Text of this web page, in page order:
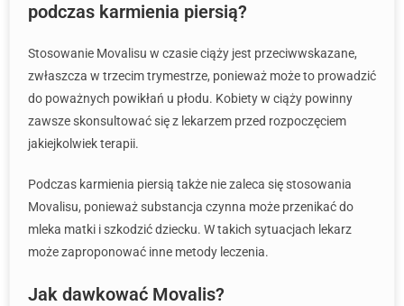
podczas karmienia piersią?
Stosowanie Movalisu w czasie ciąży jest przeciwwskazane,
zwłaszcza w trzecim trymestrze, ponieważ może to prowadzić
do poważnych powikłań u płodu. Kobiety w ciąży powinny
zawsze skonsultować się z lekarzem przed rozpoczęciem
jakiejkolwiek terapii.
Podczas karmienia piersią także nie zaleca się stosowania
Movalisu, ponieważ substancja czynna może przenikać do
mleka matki i szkodzić dziecku. W takich sytuacjach lekarz
może zaproponować inne metody leczenia.
Jak dawkować Movalis?